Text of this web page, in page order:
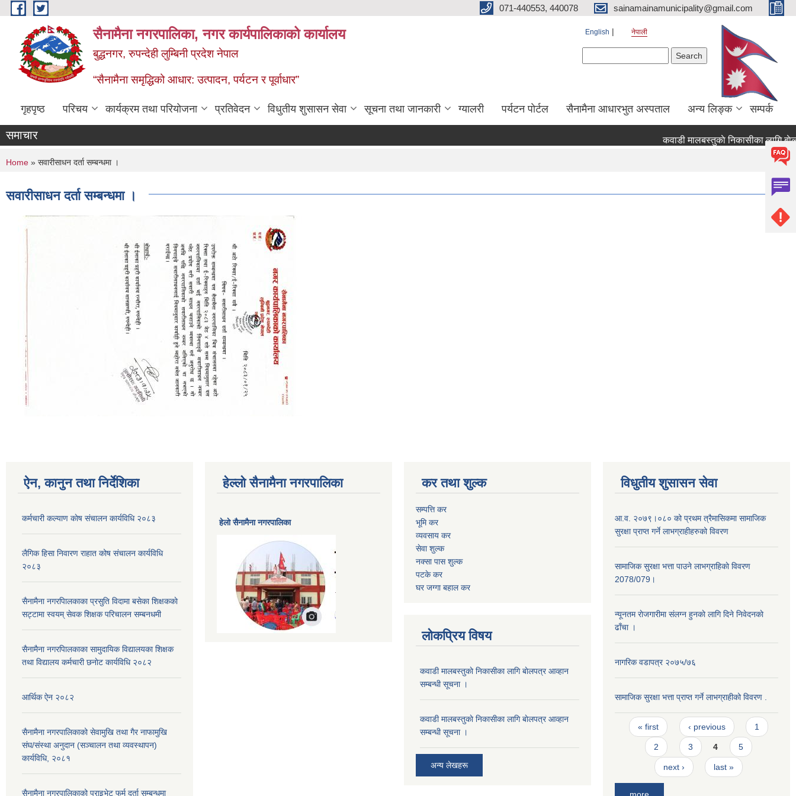
Skip to main content 071-440553, 440078 sainamainamunicipality@gmail.com
सैनामैना नगरपालिका, नगर कार्यपालिकाको कार्यालय
बुद्धनगर, रुपन्देही लुम्बिनी प्रदेश नेपाल
“सैनामैना समृद्धिको आधार: उत्पादन, पर्यटन र पूर्वाधार”
English नेपाली
गृहपृष्ठ परिचय कार्यक्रम तथा परियोजना प्रतिवेदन विधुतीय शुसासन सेवा सूचना तथा जानकारी ग्यालरी पर्यटन पाेर्टल सैनामैना आधारभुत अस्पताल अन्य लिङ्क सम्पर्क
समाचार कवाडी मालबस्तुकाे निकासीका लागि
You are here
Home » सवारीसाधन दर्ता सम्बन्धमा ।
सवारीसाधन दर्ता सम्बन्धमा ।
ऐन, कानुन तथा निर्देशिका
कर्मचारी कल्याण काेष संचालन कार्यविधि २०८३
लैगिक हिसा निवारण राहात कोष संचालन कार्यविधि
२०८३
सैनामैना नगरपािलकाका प्रसुति विदामा बसेका शिक्षककाे
सट्टामा स्वयम् सेवक शिक्षक परिचालन सम्बनधमी
सैनामैना नगरपािलकाका सामुदायिक विद्यालयका शिक्षक
तथा विद्यालय कर्मचारी छनाेट कार्यविधि २०८२
आर्थिक ऐन २०८२
सैनामैना नगरपालिकाको सेवामुखि तथा गैर नाफामुखि
संघ/संस्था अनुदान (सञ्चालन तथा व्यवस्थापन)
कार्यविधि, २०८१
सैनामैना नगरपालिकाको प्राइभेट फर्म दर्ता सम्बन्धमा
हेल्लो सैनामैना नगरपालिका
हेलाे सैनामैना नगरपालिका
कर तथा शुल्क
सम्पत्ति कर
भूमि कर
व्यवसाय कर
सेवा शुल्क
नक्सा पास शुल्क
पटके कर
घर जग्गा बहाल कर
लोकप्रिय विषय
कवाडी मालबस्तुकाे निकासीका लागि बाेलपत्र आव्हान
सम्बन्धी सूचना ।
कवाडी मालबस्तुकाे निकासीका लागि बाेलपत्र आव्हान
सम्बन्धी सूचना ।
अन्य लेखहरू
विधुतीय शुसासन सेवा
आ.व. २०७९।०८० को प्रथम त्रैमासिकमा सामाजिक
सुरक्षा प्राप्त गर्ने लाभग्राहीहरुको विवरण
सामाजिक सुरक्षा भत्ता पाउने लाभग्राहिकाे विवरण
2078/079।
न्यूनतम राेजगारीमा संलग्न हुनकाे लागि दिने निवेदनकाे
ढाँचा ।
नागरिक वडापत्र २०७५/७६
सामाजिक सुरक्षा भत्ता प्राप्त गर्ने लाभग्राहीको विवरण .
Pages
« first ‹ previous 1
2 3 4 5
next › last »